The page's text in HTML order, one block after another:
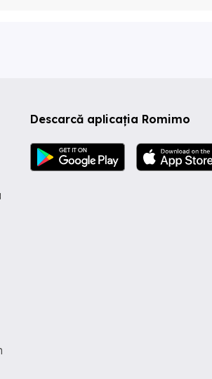
Descarcă aplicația Romimo